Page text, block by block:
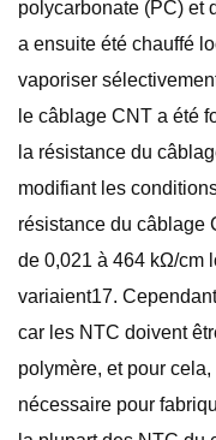
polycarbonate (PC) et
a ensuite été chauffé
vaporiser
le câblage CNT a été
la résistance du
modifiant les
résistance du câblage
de 0,021 à 464 kΩ/cm
variaient17.
car les NTC doivent
polymère, et pour
nécessaire pour